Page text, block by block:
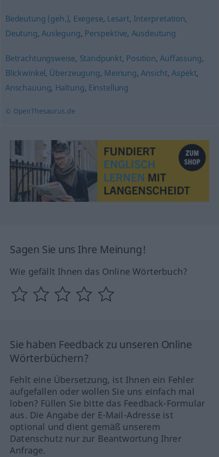
Bedeutung (geh.), Exegese, Lesart, Interpretation,
Deutung,Auslegung, Perspektive, Ausdeutung
Betrachtungsweise, Standpunkt, Position,Auffassung,
Blickwinkel, Überzeugung, Meinung,Ansicht,Aspekt,
Anschauung, Haltung, Einstellung
© OpenThesaurus.de
Sagen Sie uns Ihre Meinung!
Wie gefällt Ihnen das Online Wörterbuch?
Sie haben Feedback zu unseren Online
Wörterbüchern?
Fehlt eine Übersetzung, ist Ihnen ein Fehler
aufgefallen oder wollen Sie uns einfach mal
loben? Füllen Sie bitte das Feedback-Formular
aus. Die Angabe der E-Mail-Adresse ist
optional und dient gemäß unserem
Datenschutz nur zur Beantwortung Ihrer
Anfrage.